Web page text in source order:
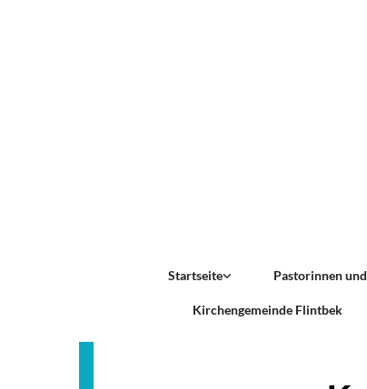
Startseite Pastorinnen
Kirchengemeinde Flintbek